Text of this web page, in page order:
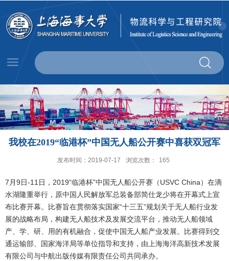
我校在2019“临港杯”中国无人船公开赛中喜获双冠军
发布时间：2019-07-17 浏览次数： 165
7月9日-11日，2019“临港杯”中国无人船公开赛（USVC China）在滴
水湖隆重举行，原中国人民解放军总装备部简仕龙少将在开幕式上宣
布比赛开幕。比赛旨在贯彻落实国家“十三五”规划关于无人船行业发
展的战略布局，构建无人船技术及发展交流平台，推动无人船领域
产、学、研、用的有机融合，促使中国无人船产业发展。比赛得到交
通运输部、国家海洋局等单位指导和支持，由上海海洋高新技术发展
有限公司与中航出版传媒有限责任公司共同承办。